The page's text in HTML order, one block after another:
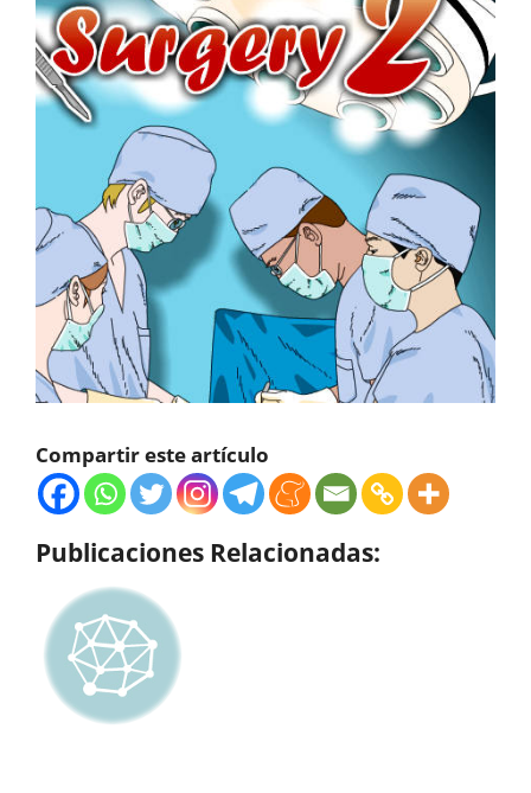
Compartir este artículo
Publicaciones Relacionadas: